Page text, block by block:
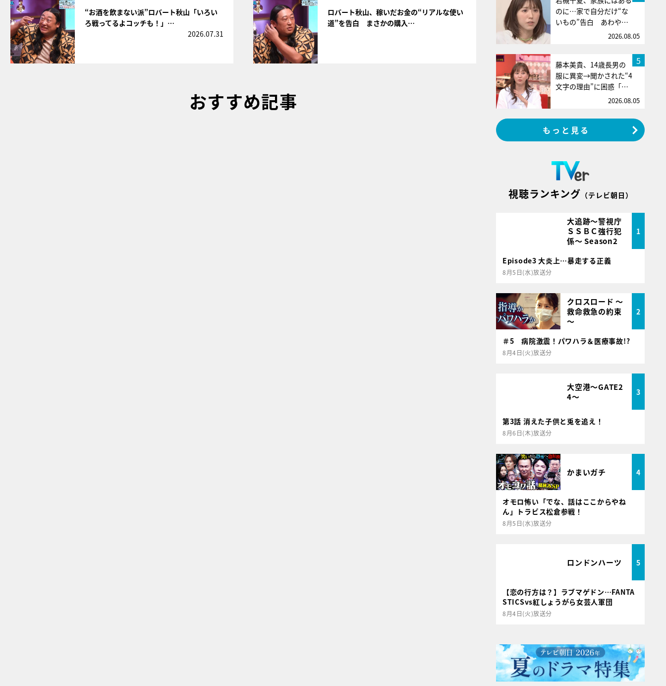
“お酒を飲まない派”ロバート秋山「いろい
ろ戦ってるよコッチも！」…
2026.07.31
ロバート秋山、稼いだお金の“リアルな使い
道”を告白 まさかの購入…
おすすめ記事
のに…家で自分だけ“な
いもの”告白 あわや…
2026.08.05
5
藤本美貴、14歳長男の
服に異変→聞かされた“4
文字の理由”に困惑「…
2026.08.05
もっと見る
視聴ランキング （テレビ朝日）
大追跡～警視庁
ＳＳＢＣ強行犯
係～ Season2
1
Episode3 大炎上…暴走する正義
8月5日(水)放送分
クロスロード ～
救命救急の約束
～
2
＃5 病院激震！パワハラ＆医療事故!?
8月4日(火)放送分
大空港～GATE2
4～
3
第3話 消えた子供と兎を追え！
8月6日(木)放送分
かまいガチ 4
オモロ怖い「でな、話はここからやね
ん」トラビス松倉参戦！
8月5日(水)放送分
ロンドンハーツ 5
【恋の行方は？】ラブマゲドン…FANTA
STICSvs紅しょうがら女芸人軍団
8月4日(火)放送分